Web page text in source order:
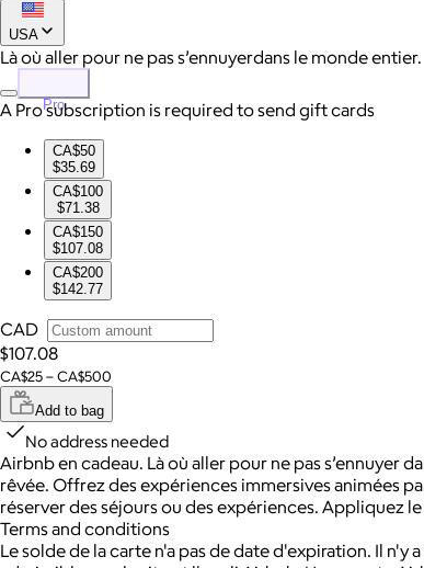
USA
Là où aller pour ne pas s’ennuyerdans le monde entier.
Pro
A Pro subscription is required to send gift cards
CA$50
$35.69
CA$100
$71.38
CA$150
$107.08
CA$200
$142.77
CAD
$107.08
CA$25 – CA$500
Add to bag
No address needed
Airbnb en cadeau. Là où aller pour ne pas s’ennuyer
rêvée. Offrez des expériences immersives animées
réserver des séjours ou des expériences. Appliquez
Terms and conditions
Le solde de la carte n'a pas de date d'expiration. Il